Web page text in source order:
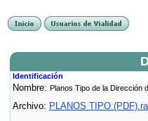
Identificación
Nombre: Planos Tipo de la Dirección
Archivo: PLANOS TIPO